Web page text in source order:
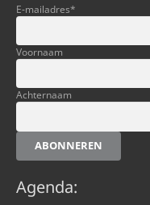
E-mailadres*
Voornaam
Achternaam
ABONNEREN
Agenda: